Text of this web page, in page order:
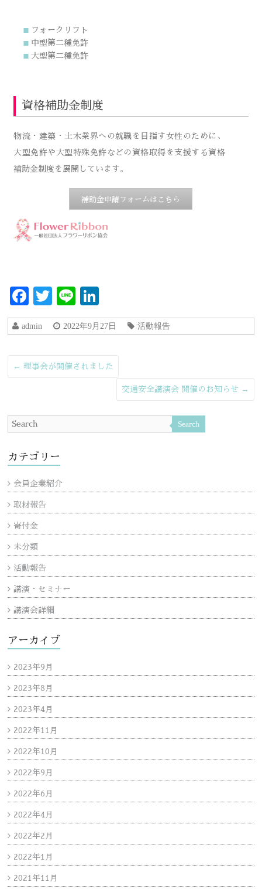
フォークリフト
中型第二種免許
■大型第二種免許
資格補助金制度
物流・建築・土木業界への就職を目指す女性のために、
大型免許や大型特殊免許などの資格取得を支援する資格
補助金制度を展開しています。
補助金申請フォームはこちら
Facebook
Twitter
Line
admin 2022年9月27日 活動報告
← 理事会が開催されました
交通安全講演会 開催のお知らせ →
Search
カテゴリー
会員企業紹介
取材報告
寄付金
未分類
活動報告
講演・セミナー
講演会詳細
アーカイブ
2023年9月
2023年8月
2023年4月
2022年11月
2022年10月
2022年9月
2022年6月
2022年4月
2022年2月
2022年1月
2021年11月